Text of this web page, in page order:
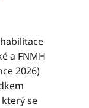
a FNMH
2026)
se